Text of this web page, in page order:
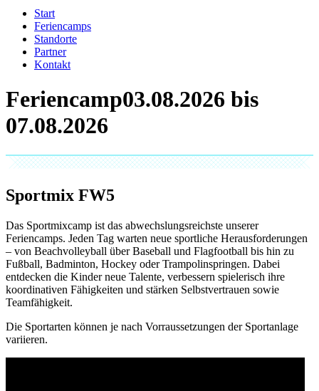
Start
Feriencamps
Standorte
Partner
Kontakt
Feriencamp
Sportmix FW5
Das Sportmixcamp ist das abwechslungsreichste unserer
Feriencamps. Jeden Tag warten neue sportliche Herausforderungen
– von Beachvolleyball über Baseball und Flagfootball bis hin zu
Fußball, Badminton, Hockey oder Trampolinspringen. Dabei
entdecken die Kinder neue Talente, verbessern spielerisch ihre
koordinativen Fähigkeiten und stärken Selbstvertrauen sowie
Teamfähigkeit.
Die Sportarten können je nach Vorraussetzungen der Sportanlage
variieren.